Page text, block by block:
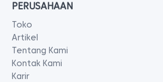
PERUSAHAAN
Toko
Artikel
Tentang Kami
Kontak Kami
Karir